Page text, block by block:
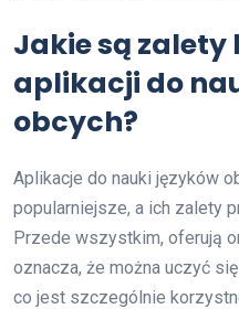
Jakie są zalety
aplikacji do
obcych?
Aplikacje do nauki języków
popularniejsze, a ich zalety
Przede wszystkim, oferują
oznacza, że można uczyć
co jest szczególnie